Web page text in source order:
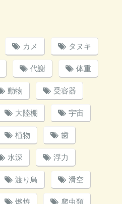
カメ タヌキ
代謝 体重
動物 受容器
大陸棚 宇宙
植物 歯
水深 浮力
渡り鳥 滑空
燃焼 爬虫類